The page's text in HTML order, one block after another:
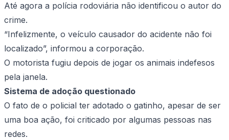
Até agora a polícia rodoviária não identificou o autor do
crime.
“Infelizmente, o veículo causador do acidente não foi
localizado”, informou a corporação.
O motorista fugiu depois de jogar os animais indefesos
pela janela.
Sistema de adoção questionado
O fato de o policial ter adotado o gatinho, apesar de ser
uma boa ação, foi criticado por algumas pessoas nas
redes.